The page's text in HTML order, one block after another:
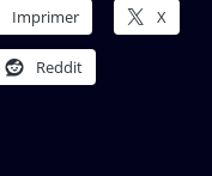
Imprimer X
Reddit